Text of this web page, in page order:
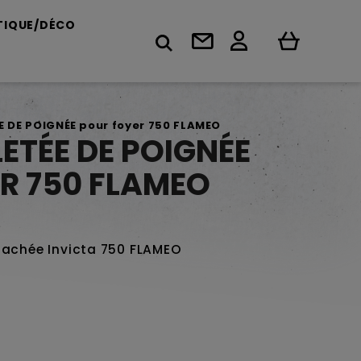
DÉCO
DE POIGNÉE pour foyer 750 FLAMEO
DE POIGNÉE
750 FLAMEO
Invicta 750 FLAMEO